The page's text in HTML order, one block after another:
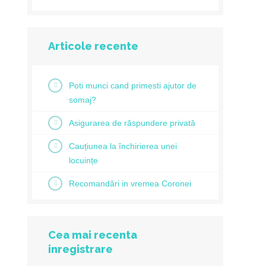
Articole recente
Poti munci cand primesti ajutor de
somaj?
Asigurarea de răspundere privată
Cauțiunea la închirierea unei
locuințe
Recomandări in vremea Coronei
Cea mai recenta
inregistrare